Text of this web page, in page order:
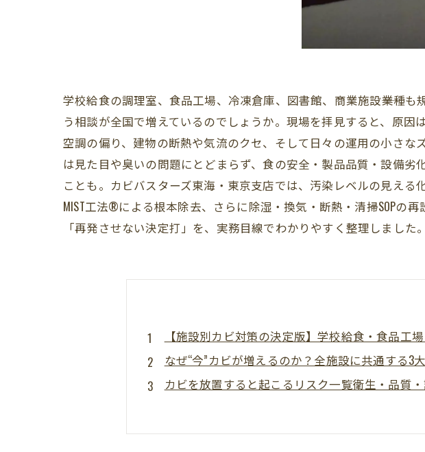
学校給食の調理室、食品工場、冷凍倉庫、図書館、商業施設――業種
う相談が全国で増えているのでしょうか。現場を拝見すると、原因
空調の偏り、建物の断熱や気流のクセ、そして日々の運用の小さ
は見た目や臭いの問題にとどまらず、食の安全・製品品質・設備
ことも。カビバスターズ東海・東京支店では、汚染レベルの見え
MIST工法®による根本除去、さらに除湿・換気・断熱・清掃SOPの
「再発させない決定打」を、実務目線でわかりやすく整理しまし
【施設別カビ対策の決定版】学校給食・食品工
なぜ“今”カビが増えるのか？全施設に共通する
カビを放置すると起こるリスク一覧衛生・品質
【施設別① 学校給食】調理室・配膳エリアでカ
【施設別② 食品工場】ライン・天井裏・壁内